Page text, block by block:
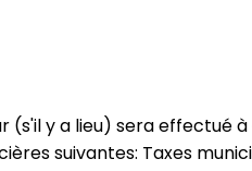
y a lieu) sera effectué
suivantes: Taxes